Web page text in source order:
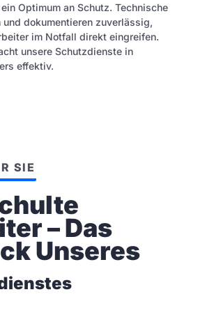
Optimum an Schutz. Technische
dokumentieren zuverlässig,
im Notfall direkt eingreifen.
unsere Schutzdienste in
effektiv.
SIE
– Das
Unseres